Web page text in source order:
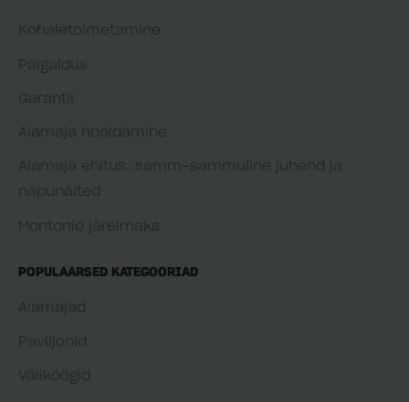
Kohaletoimetamine
Paigaldus
Garantii
Aiamaja hooldamine
Aiamaja ehitus: samm-sammuline juhend ja
näpunäited
Montonio järelmaks
POPULAARSED KATEGOORIAD
Aiamajad
Paviljonid
Väliköögid